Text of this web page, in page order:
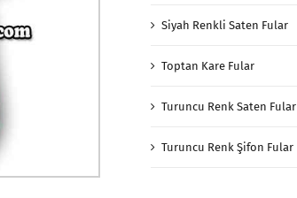
Siyah Renkli Saten Fular
Toptan Kare Fular
Turuncu Renk Saten Fular
Turuncu Renk Şifon Fular